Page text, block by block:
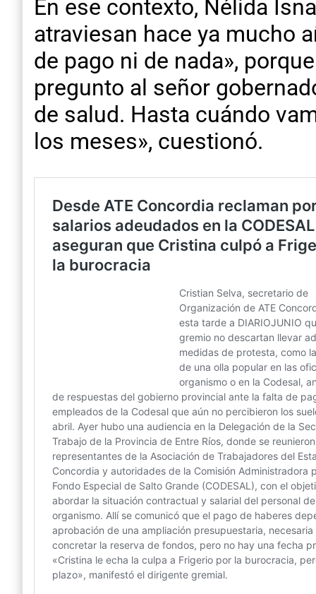
En ese contexto, Nélida
atraviesan hace ya mucho
de pago ni de nada»,
pregunto al señor
de salud. Hasta cuándo
los meses», cuestionó.